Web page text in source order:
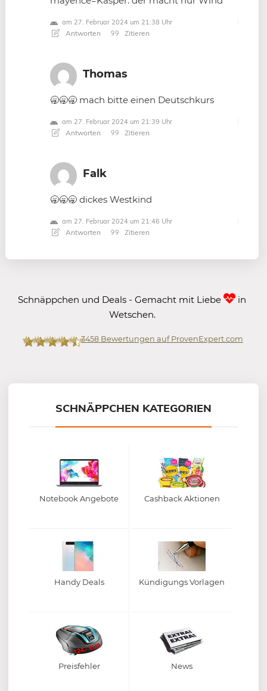
am 27. Februar 2024 um 21:38 Uhr
Antworten Zitieren
Thomas
🥱🥱🥱 mach bitte einen Deutschkurs
am 27. Februar 2024 um 21:39 Uhr
Antworten Zitieren
Falk
🥱🥱🥱 dickes Westkind
am 27. Februar 2024 um 21:46 Uhr
Antworten Zitieren
Schnäppchen und Deals - Gemacht mit Liebe
in
Wetschen.
3458Bewertungen auf ProvenExpert.com
SCHNÄPPCHEN KATEGORIEN
Notebook Angebote Cashback Aktionen
Handy Deals Kündigungs Vorlagen
Preisfehler News